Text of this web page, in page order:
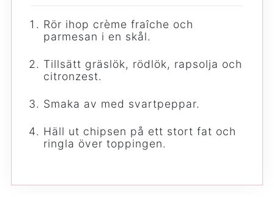
Rör ihop crème fraîche och
parmesan i en skål.
Tillsätt gräslök, rödlök, rapsolja och
citronzest.
Smaka av med svartpeppar.
Häll ut chipsen på ett stort fat och
ringla över toppingen.